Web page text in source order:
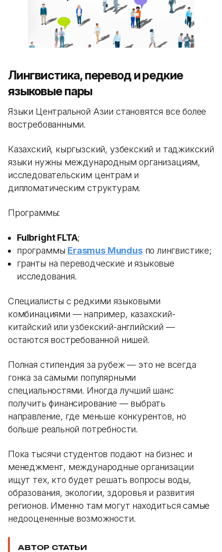
Лингвистика, перевод и редкие
языковые пары
Языки Центральной Азии становятся все более
востребованными.
Казахский, кыргызский, узбекский и таджикский
языки нужны международным организациям,
исследовательским центрам и
дипломатическим структурам.
Программы:
Fulbright FLTA;
программы Erasmus Mundusпо лингвистике;
гранты на переводческие и языковые
исследования.
Специалисты с редкими языковыми
комбинациями — например, казахский-
китайский или узбекский-английский —
остаются востребованной нишей.
Полная стипендия за рубеж — это не всегда
гонка за самыми популярными
специальностями. Иногда лучший шанс
получить финансирование — выбрать
направление, где меньше конкурентов, но
больше реальной потребности.
Пока тысячи студентов подают на бизнес и
менеджмент, международные организации
ищут тех, кто будет решать вопросы воды,
образования, экологии, здоровья и развития
регионов. Именно там могут находиться самые
недооцененные возможности.
АВТОР СТАТЬИ